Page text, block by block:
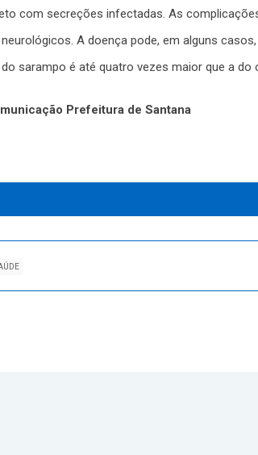
com secreções infectadas. As
A doença pode, em alguns
sarampo é até quatro vezes maior que a do
Prefeitura de Santana